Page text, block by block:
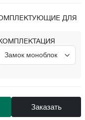
ДЛЯ
Заказать